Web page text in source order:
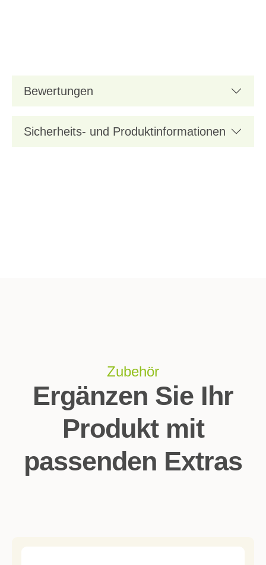
Bewertungen
Sicherheits- und Produktinformationen
Zubehör
Ergänzen Sie Ihr
Produkt mit
passenden Extras